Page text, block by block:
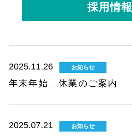
採用情報
2025.11.26 お知らせ
年末年始 休業のご案内
2025.07.21 お知らせ